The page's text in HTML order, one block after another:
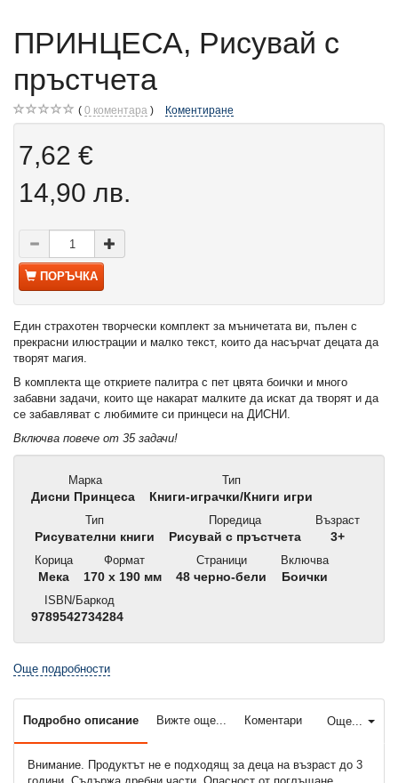
ПРИНЦЕСА, Рисувай с
пръстчета
0 коментара Коментиране
7,62 €
14,90 лв.
ПОРЪЧКА
Един страхотен творчески комплект за мъничетата ви, пълен с
прекрасни илюстрации и малко текст, които да насърчат децата да
творят магия.
В комплекта ще откриете палитра с пет цвята боички и много
забавни задачи, които ще накарат малките да искат да творят и да
се забавляват с любимите си принцеси на ДИСНИ.
Включва повече от 35 задачи!
Марка
Дисни Принцеса
Тип
Книги-играчки/Книги игри
Тип
Рисувателни книги
Поредица
Рисувай с пръстчета
Възраст
3+
Корица
Мека
Формат
170 x 190 мм
Страници
48 черно-бели
Включва
Боички
ISBN/Баркод
9789542734284
Още подробности
Още...
Подробно описание Вижте още... Коментари
Внимание. Продуктът не е подходящ за деца на възраст до 3